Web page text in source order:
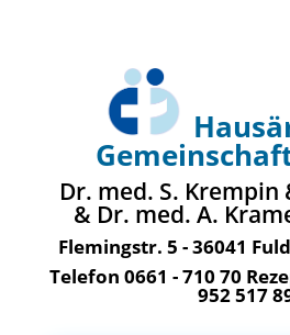
Dr. med. S. Krempin
& Dr. med. A.
Flemingstr. 5 - 36041
Telefon 0661 - 710 70
952 517